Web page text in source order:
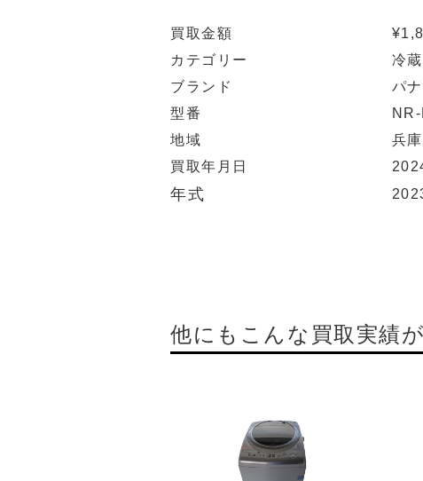
買取金額
カテゴリー
冷
ブランド
パ
型番
地域
兵
買取年月日
年式
他にもこんな買取実績